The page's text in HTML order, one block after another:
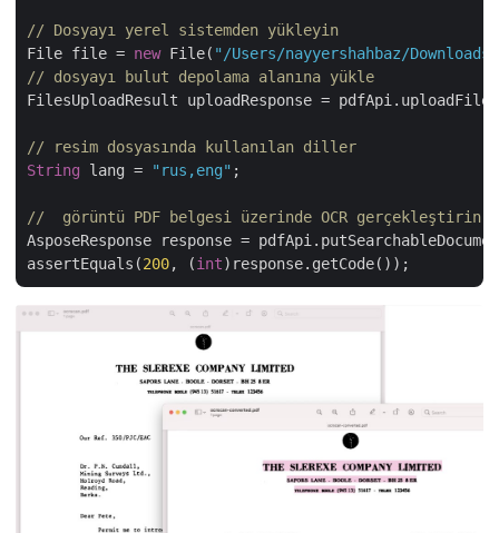
// Dosyayı yerel sistemden yükleyin
File file = new File( "/Users/nayyershahbaz/
// dosyayı bulut depolama alanına yükle
FilesUploadResult uploadResponse =
// resim dosyasında kullanılan diller
String lang = "rus,eng" ;
//  görüntü PDF belgesi üzerinde OCR gerçekleştirin
AsposeResponse response =
assertEquals(200, (int